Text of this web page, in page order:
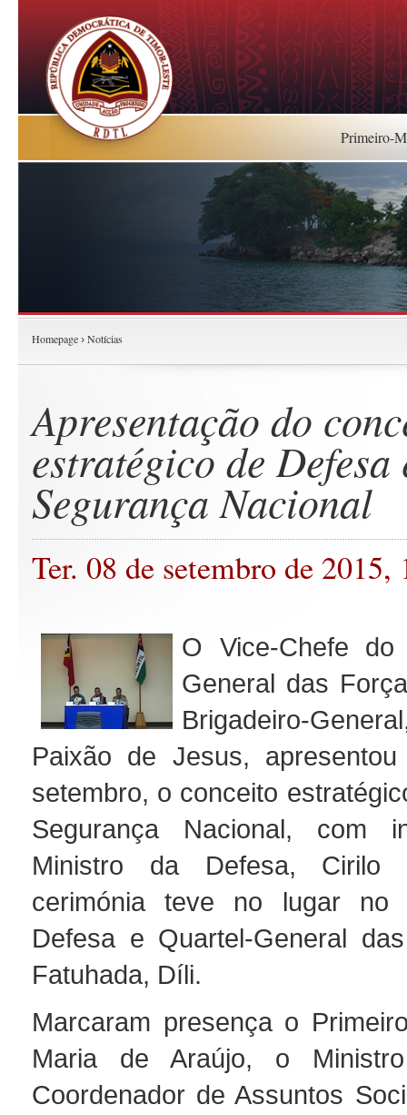
Primeiro-
Homepage › Notícias
Apresentação do
estratégico de Defesa
Segurança Nacional
Ter. 08 de setembro de 2015,
O Vice-Chefe do
General das
Brigadeiro-
Paixão de Jesus,
setembro, o conceito
Segurança Nacional, com
Ministro da Defesa, Cirilo
cerimónia teve no lugar no
Defesa e Quartel-General
Fatuhada, Díli.
Marcaram presença o
Maria de Araújo, o
Coordenador de Assuntos